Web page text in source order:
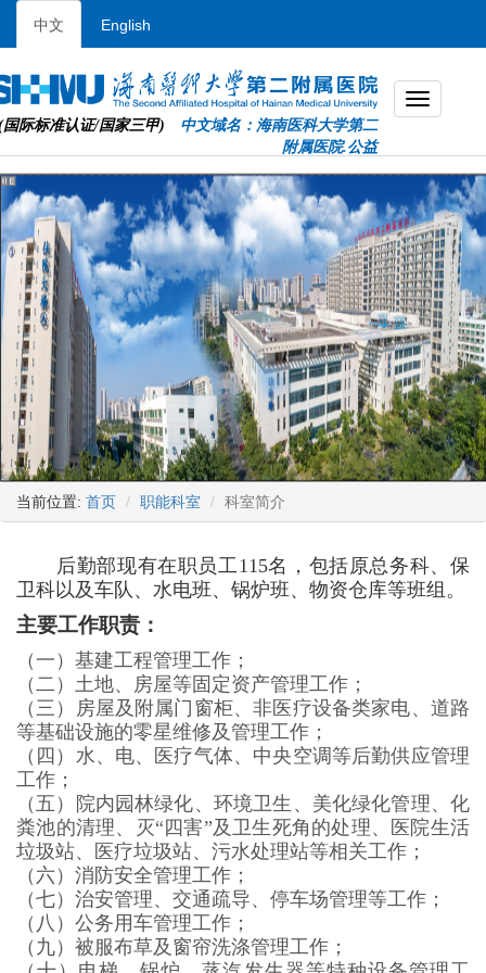
中文 English
国际标准认证/国家三甲) 中文域名：海南医科大学第二
附属医院.公益
当前位置: 首页 职能科室 科室简介
后勤部现有在职员工115名，包括原总务科、保
卫科以及车队、水电班、锅炉班、物资仓库等班组。
主要工作职责：
（一）基建工程管理工作；
（二）土地、房屋等固定资产管理工作；
（三）房屋及附属门窗柜、非医疗设备类家电、道路
等基础设施的零星维修及管理工作；
（四）水、电、医疗气体、中央空调等后勤供应管理
工作；
（五）院内园林绿化、环境卫生、美化绿化管理、化
粪池的清理、灭“四害”及卫生死角的处理、医院生活
垃圾站、医疗垃圾站、污水处理站等相关工作；
（六）消防安全管理工作；
（七）治安管理、交通疏导、停车场管理等工作；
（八）公务用车管理工作；
（九）被服布草及窗帘洗涤管理工作；